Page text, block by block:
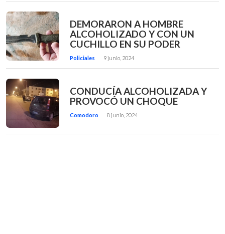
DEMORARON A HOMBRE
ALCOHOLIZADO Y CON UN
CUCHILLO EN SU PODER
Policiales 9 junio, 2024
CONDUCÍA ALCOHOLIZADA Y
PROVOCÓ UN CHOQUE
Comodoro 8 junio, 2024